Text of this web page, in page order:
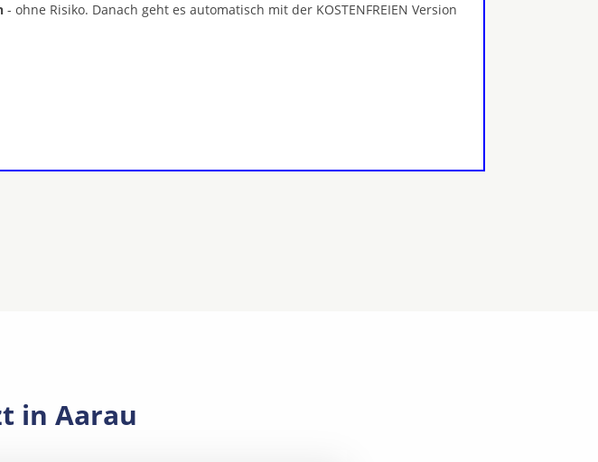
- ohne Risiko. Danach geht es automatisch mit der KOSTENFREIEN Version
in Aarau